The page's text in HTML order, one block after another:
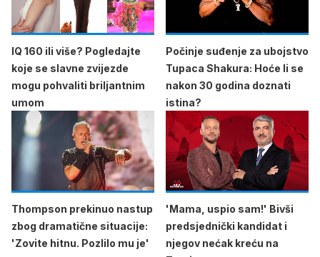
IQ 160 ili više? Pogledajte
koje se slavne zvijezde
mogu pohvaliti briljantnim
umom
Počinje suđenje za ubojstvo
Tupaca Shakura: Hoće li se
nakon 30 godina doznati
istina?
Thompson prekinuo nastup
zbog dramatične situacije:
'Zovite hitnu. Pozlilo mu je'
'Mama, uspio sam!' Bivši
predsjednički kandidat i
njegov nećak kreću na